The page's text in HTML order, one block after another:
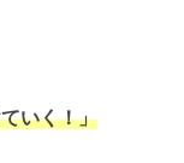
いく！」